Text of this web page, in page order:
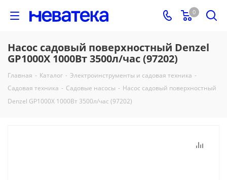
0
Насос садовый поверхностный Denzel
GP1000Х 1000Вт 3500л/час (97202)
Главная - Каталог - Электроинструменты и садовая техника -
Садовая техника - Садовые насосы - Насос садовый поверхностный
Denzel GP1000Х 1000Вт 3500л/час (97202)